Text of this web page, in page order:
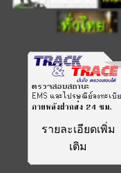
รายละเอียดเพิ่ม
เติม